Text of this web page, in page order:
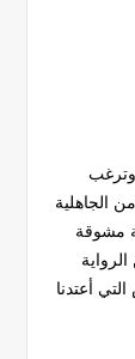
الجاهلية
مشوقة
أعتدنا